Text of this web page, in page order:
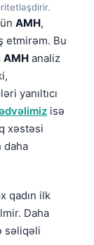
AMH,
etmirəm. Bu
AMH analiz
yanıltıcı
isə
xəstəsi
daha
qadın ilk
Daha
səliqəli